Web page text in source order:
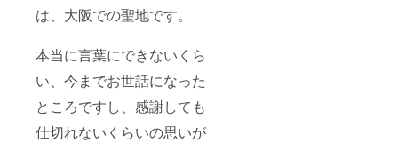
は、大阪での聖地です。
本当に言葉にできないくら
い、今までお世話になった
ところですし、感謝しても
仕切れないくらいの思いが